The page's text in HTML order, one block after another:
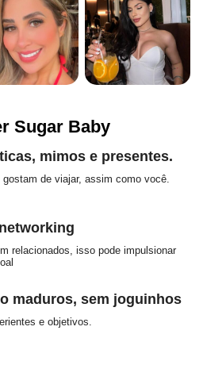
Sugar Baby
mimos e presentes.
de viajar, assim como você.
relacionados, isso pode impulsionar
maduros, sem joguinhos
e objetivos.